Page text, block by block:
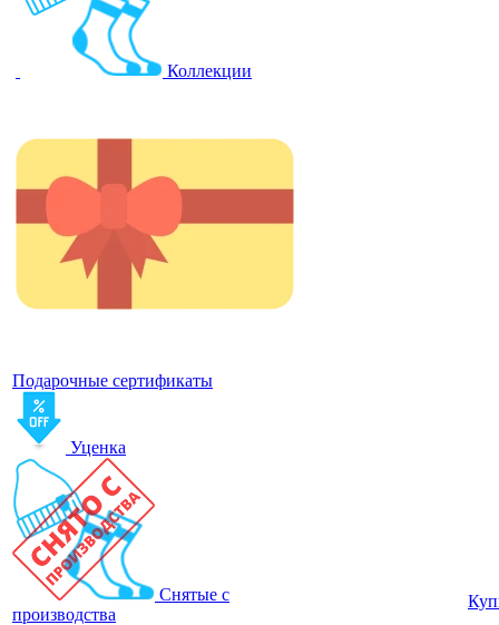
Коллекции
Подарочные сертификаты
Уценка
Снятые с
производства